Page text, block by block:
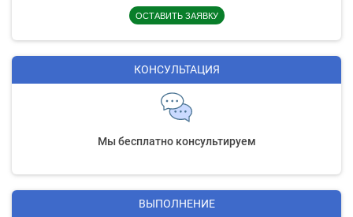
ОСТАВИТЬ ЗАЯВКУ
КОНСУЛЬТАЦИЯ
Мы бесплатно консультируем
ВЫПОЛНЕНИЕ